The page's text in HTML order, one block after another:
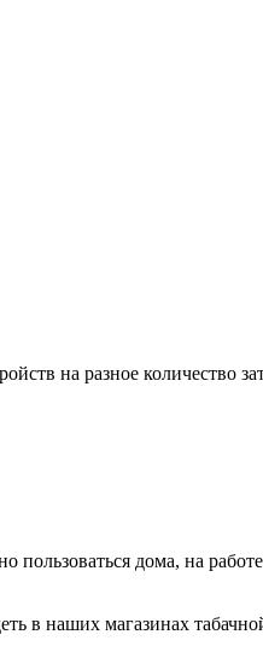
на разное количество
дома, на
в наших магазинах